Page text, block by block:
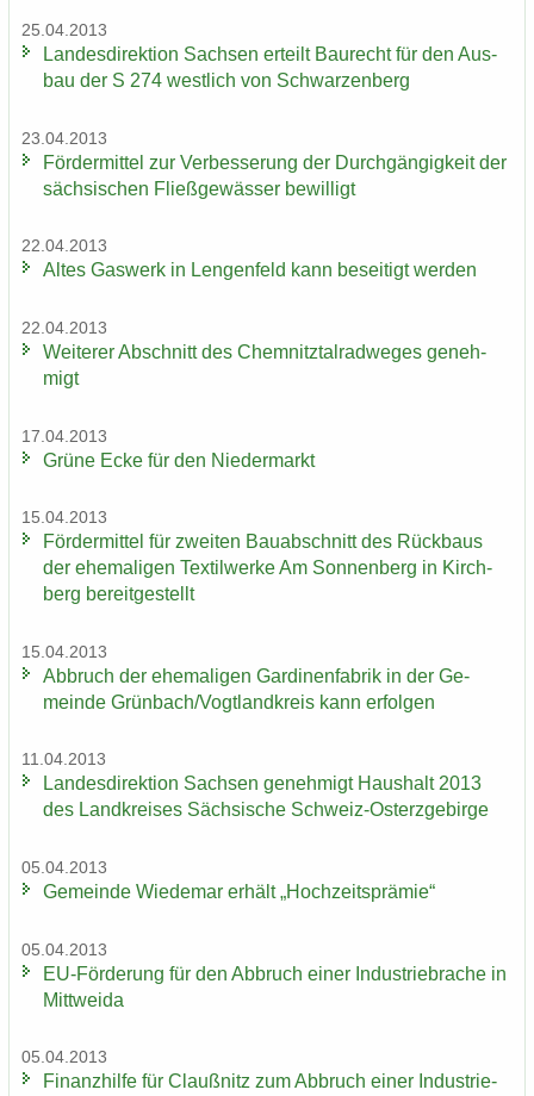
25.04.2013
Lan­des­di­rek­ti­on Sach­sen er­teilt Bau­recht für den Aus­
bau der S 274 west­lich von Schwar­zen­berg
23.04.2013
För­der­mit­tel zur Ver­bes­se­rung der Durch­gän­gig­keit der
säch­si­schen Fließ­ge­wäs­ser be­wil­ligt
22.04.2013
Altes Gas­werk in Len­gen­feld kann be­sei­tigt wer­den
22.04.2013
Wei­te­rer Ab­schnitt des Chem­nitz­tal­rad­we­ges ge­neh­
migt
17.04.2013
Grüne Ecke für den Nie­der­markt
15.04.2013
För­der­mit­tel für zwei­ten Bau­ab­schnitt des Rück­baus
der ehe­ma­li­gen Tex­til­wer­ke Am Son­nen­berg in Kirch­
berg be­reit­ge­stellt
15.04.2013
Ab­bruch der ehe­ma­li­gen Gar­di­nen­fa­brik in der Ge­
mein­de Grün­bach/Vogt­land­kreis kann er­fol­gen
11.04.2013
Lan­des­di­rek­ti­on Sach­sen ge­neh­migt Haus­halt 2013
des Land­krei­ses Säch­si­sche Schweiz-​Osterzgebirge
05.04.2013
Ge­mein­de Wie­de­mar er­hält „Hoch­zeits­prä­mie“
05.04.2013
EU-​Förderung für den Ab­bruch einer In­dus­trie­bra­che in
Mitt­wei­da
05.04.2013
Fi­nanz­hil­fe für Clau­ß­nitz zum Ab­bruch einer In­dus­trie­